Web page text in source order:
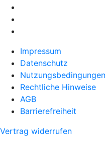
Impressum
Datenschutz
Nutzungsbedingungen
Rechtliche Hinweise
AGB
Barrierefreiheit
Vertrag widerrufen